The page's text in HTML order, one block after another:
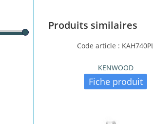
Produits similaires
Code article : KAH740PL
KENWOOD
Fiche produit